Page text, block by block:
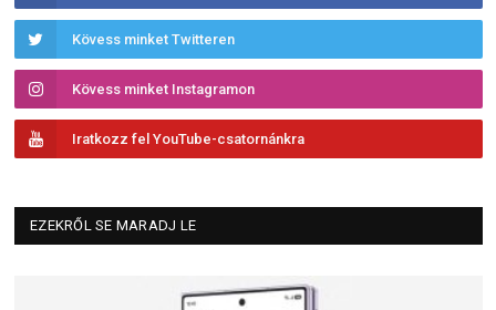
Kövess minket Twitteren
Kövess minket Instagramon
Iratkozz fel YouTube-csatornánkra
EZEKRŐL SE MARADJ LE